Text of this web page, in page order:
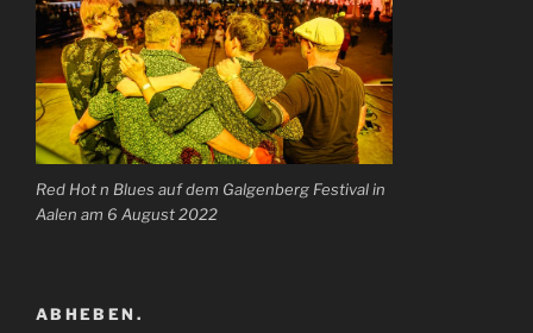
Red Hot n Blues auf dem Galgenberg Festival in
Aalen am 6 August 2022
ABHEBEN.